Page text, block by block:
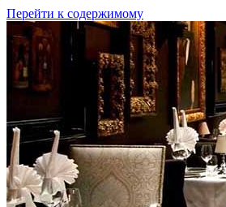
Перейти к содержимому